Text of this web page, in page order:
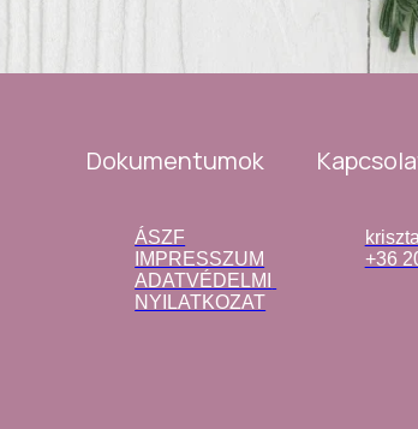
Dokumentumok
ÁSZF
IMPRESSZUM
ADATVÉDELMI
NYILATKOZAT
+36